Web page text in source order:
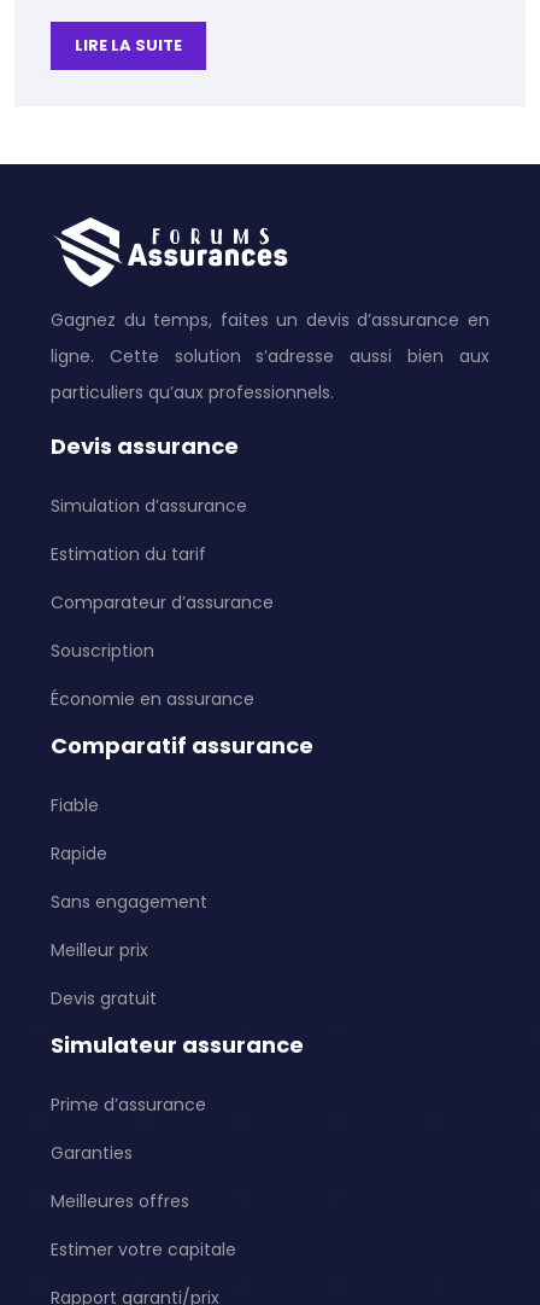
LIRE LA SUITE
Gagnez du temps, faites un devis d’assurance en
ligne. Cette solution s’adresse aussi bien aux
particuliers qu’aux professionnels.
Devis assurance
Simulation d’assurance
Estimation du tarif
Comparateur d’assurance
Souscription
Économie en assurance
Comparatif assurance
Fiable
Rapide
Sans engagement
Meilleur prix
Devis gratuit
Simulateur assurance
Prime d’assurance
Garanties
Meilleures offres
Estimer votre capitale
Rapport garanti/prix